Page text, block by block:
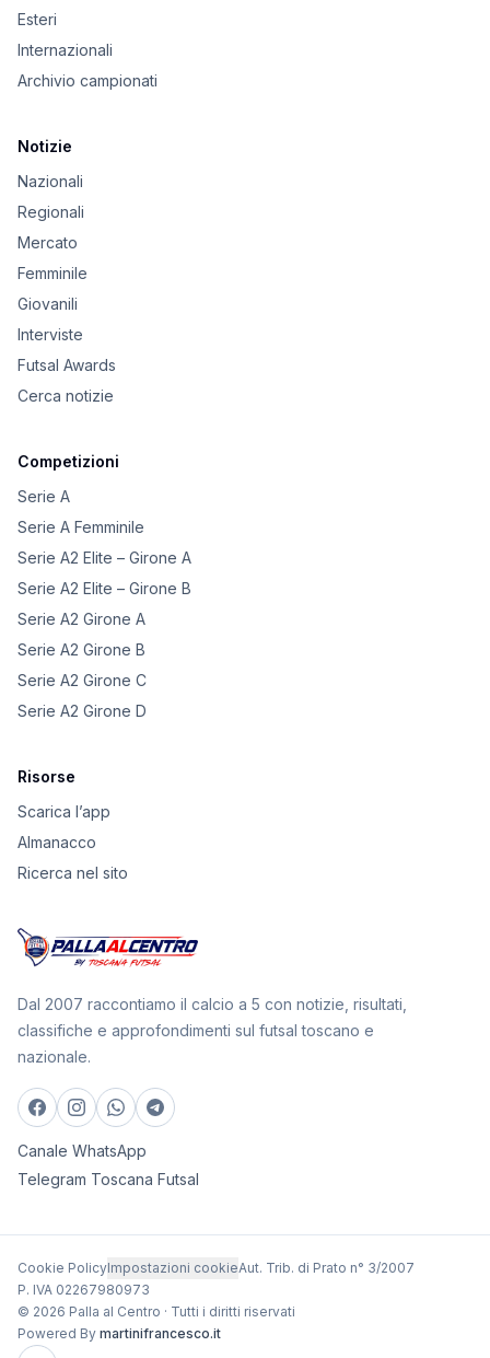
Esteri
Internazionali
Archivio campionati
Notizie
Nazionali
Regionali
Mercato
Femminile
Giovanili
Interviste
Futsal Awards
Cerca notizie
Competizioni
Serie A
Serie A Femminile
Serie A2 Elite – Girone A
Serie A2 Elite – Girone B
Serie A2 Girone A
Serie A2 Girone B
Serie A2 Girone C
Serie A2 Girone D
Risorse
Scarica l’app
Almanacco
Ricerca nel sito
Dal 2007 raccontiamo il calcio a 5 con notizie, risultati,
classifiche e approfondimenti sul futsal toscano e
nazionale.
Canale WhatsApp
Telegram Toscana Futsal
Cookie PolicyImpostazioni cookieAut. Trib. di Prato n° 3/2007
P. IVA 02267980973
© 2026 Palla al Centro · Tutti i diritti riservati
Powered By martinifrancesco.it